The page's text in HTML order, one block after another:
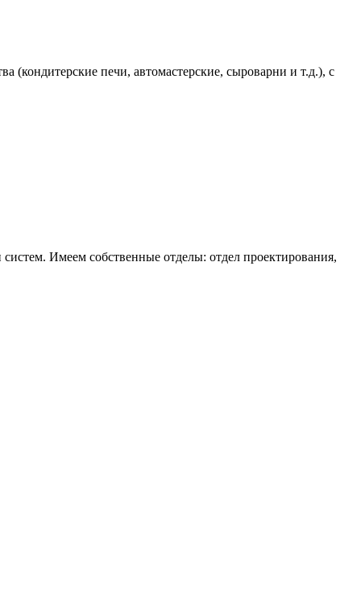
печи, автомастерские, сыроварни и т.д.), с
Имеем собственные отделы: отдел проектирования,